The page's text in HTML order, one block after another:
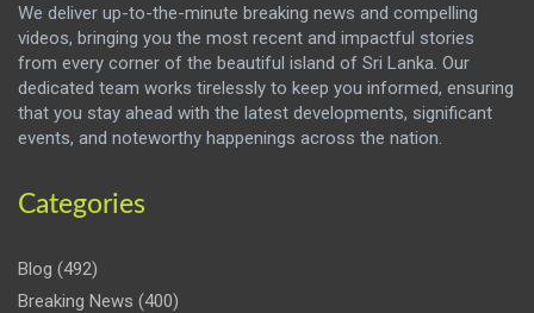
We deliver up-to-the-minute breaking news and compelling
videos, bringing you the most recent and impactful stories
from every corner of the beautiful island of Sri Lanka. Our
dedicated team works tirelessly to keep you informed, ensuring
that you stay ahead with the latest developments, significant
events, and noteworthy happenings across the nation.
Categories
Blog (492)
Breaking News (400)